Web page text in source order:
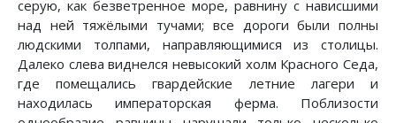
серую, как безветренное море, равнину с нависшими
над ней тяжёлыми тучами; все дороги были полны
людскими толпами, направляющимися из столицы.
Далеко слева виднелся невысокий холм Красного Седа,
где помещались гвардейские летние лагери и
находилась императорская ферма. Поблизости